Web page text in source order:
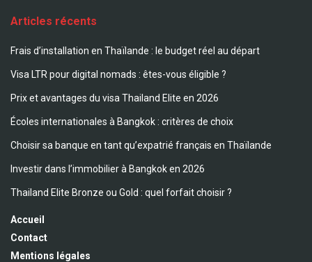
Articles récents
Frais d’installation en Thaïlande : le budget réel au départ
Visa LTR pour digital nomads : êtes-vous éligible ?
Prix et avantages du visa Thailand Elite en 2026
Écoles internationales à Bangkok : critères de choix
Choisir sa banque en tant qu’expatrié français en Thaïlande
Investir dans l’immobilier à Bangkok en 2026
Thailand Elite Bronze ou Gold : quel forfait choisir ?
Accueil
Contact
Mentions légales